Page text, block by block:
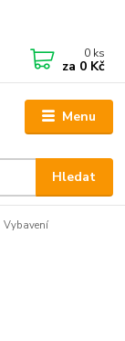
Menu
Hledat
0 ks
za 0 Kč
Vybavení